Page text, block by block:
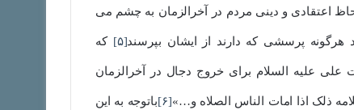
اعتقادی و دینی مردم در آخرالزمان به چشم می
پرسشی که دارند از ایشان بپرسند[۵] که
علیه السلام برای خروج دجال در آخرالزمان
ذلک اذا امات الناس الصلاه و…»[۶] باتوجه به این